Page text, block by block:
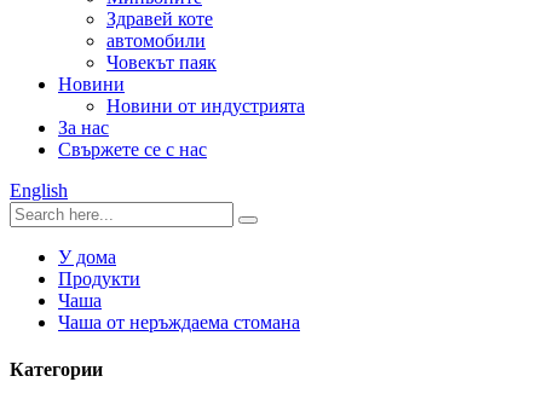
Здравей коте
автомобили
Човекът паяк
Новини
Новини от индустрията
За нас
Свържете се с нас
English
У дома
Продукти
Чаша
Чаша от неръждаема стомана
Категории